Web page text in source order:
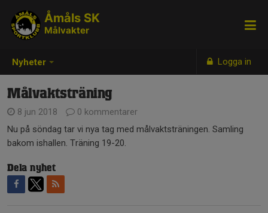
Nyheter Logga in
Åmåls SK
Målvakter
Målvaktsträning
8 jun 2018
0 kommentarer
Nu på söndag tar vi nya tag med målvaktsträningen. Samling
bakom ishallen. Träning 19-20.
Dela nyhet